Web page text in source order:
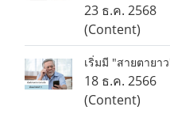
23 ธ.ค. 2568
(Content)
เริ่มมี "สายตายา
18 ธ.ค. 2566
(Content)